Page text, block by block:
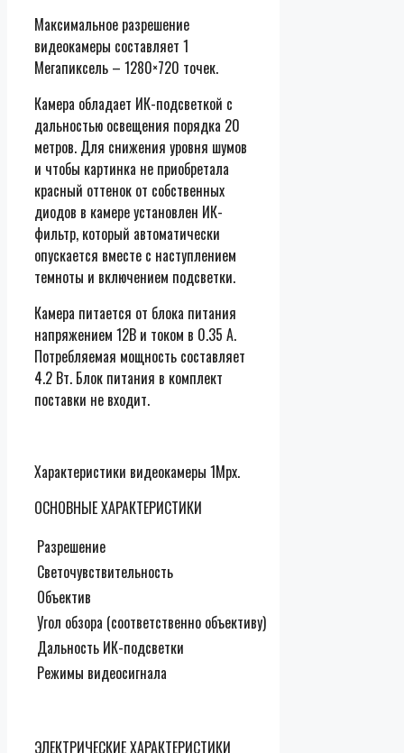
и
разъем
питания
8
шт.
Максимальное разрешение
видеокамеры составляет 1
Мегапиксель – 1280×720 точек.
Камера обладает ИК-подсветкой с
дальностью освещения порядка 20
метров. Для снижения уровня шумов
и чтобы картинка не приобретала
красный оттенок от собственных
диодов в камере установлен ИК-
фильтр, который автоматически
опускается вместе с наступлением
темноты и включением подсветки.
Камера питается от блока питания
напряжением 12В и током в 0.35 А.
Потребляемая мощность составляет
4.2 Вт. Блок питания в комплект
поставки не входит.
Характеристики видеокамеры 1Mpx.
ОСНОВНЫЕ ХАРАКТЕРИСТИКИ
Разрешение
Светочувствительность
Объектив
Угол обзора (соответственно объективу)
Дальность ИК-подсветки
Режимы видеосигнала
ЭЛЕКТРИЧЕСКИЕ ХАРАКТЕРИСТИКИ